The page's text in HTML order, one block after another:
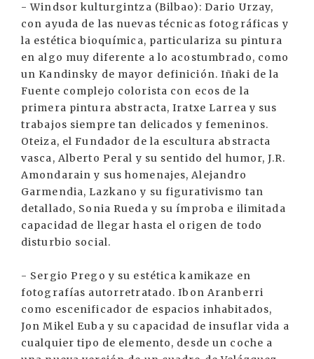
- Windsor kulturgintza (Bilbao): Dario Urzay,
con ayuda de las nuevas técnicas fotográficas y
la estética bioquímica, particulariza su pintura
en algo muy diferente a lo acostumbrado, como
un Kandinsky de mayor definición. Iñaki de la
Fuente complejo colorista con ecos de la
primera pintura abstracta, Iratxe Larrea y sus
trabajos siempre tan delicados y femeninos.
Oteiza, el Fundador de la escultura abstracta
vasca, Alberto Peral y su sentido del humor, J.R.
Amondarain y sus homenajes, Alejandro
Garmendia, Lazkano y su figurativismo tan
detallado, Sonia Rueda y su ímproba e ilimitada
capacidad de llegar hasta el origen de todo
disturbio social.
- Sergio Prego y su estética kamikaze en
fotografías autorretratado. Ibon Aranberri
como escenificador de espacios inhabitados,
Jon Mikel Euba y su capacidad de insuflar vida a
cualquier tipo de elemento, desde un coche a